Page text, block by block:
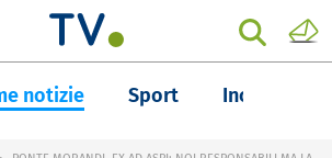
notizie Sport Inchieste